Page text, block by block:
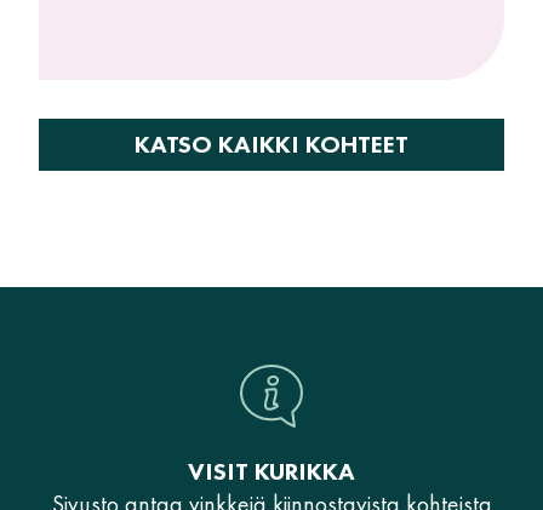
KATSO KAIKKI KOHTEET
VISIT KURIKKA